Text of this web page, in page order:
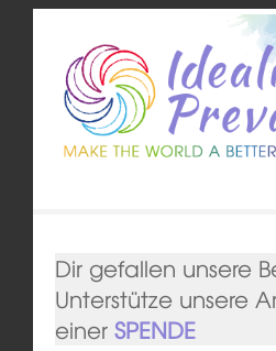
Dir gefallen unsere
Unterstütze unsere
einer SPENDE